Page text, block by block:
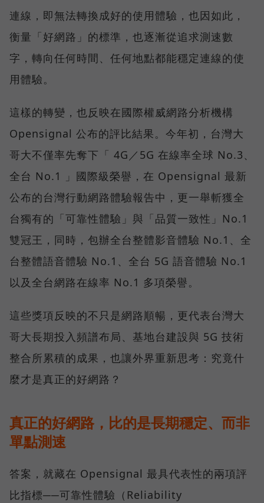
連線，即無法轉換成好的使用體驗，也因如此，
衡量「好網路」的標準，也逐漸從追求測速數
字，轉向任何時間、任何地點都能穩定連線的使
用體驗。
這樣的轉變，也反映在國際權威網路分析機構
Opensignal 公布的評比結果。今年初，台灣大
哥大不僅率先奪下「 4G／5G 在線率全球 No.3、
全台 No.1 」國際級榮譽，在 Opensignal 最新
公布的台灣行動網路體驗報告中，更一舉斬獲全
台獨有的「可靠性體驗」與「品質一致性」No.1
雙冠王，同時，包辦全台整體影音體驗 No.1、全
台整體語音體驗 No.1、全台 5G 語音體驗 No.1
以及全台網路在線率 No.1 多項榮譽。
這些獎項反映的不只是網路順暢，更代表台灣大
哥大長期投入頻譜布局、基地台建設與 5G 技術
整合所累積的成果，也讓外界重新思考：究竟什
麼才是真正的好網路？
真正的好網路，比的是長期穩定、而非
單點測速
答案，就藏在 Opensignal 最具代表性的兩項評
比指標──可靠性體驗（Reliability